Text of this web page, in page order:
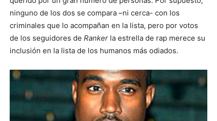
ninguno de los dos se compara –ni cerca- con los
criminales que lo acompañan en la lista, pero por votos
de los seguidores de Ranker la estrella de rap merece su
inclusión en la lista de los humanos más odiados.